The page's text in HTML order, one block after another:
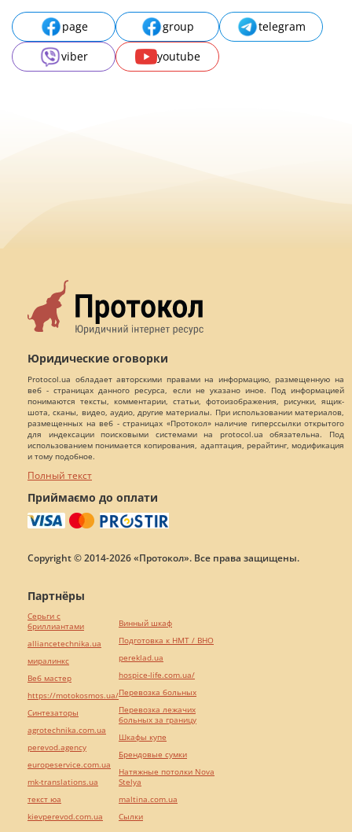
page group
telegram
viber
youtube
Юридические оговорки
Protocol.ua обладает авторскими правами на информацию, размещенную на
веб - страницах данного ресурса, если не указано иное. Под информацией
понимаются тексты, комментарии, статьи, фотоизображения, рисунки, ящик-
шота, сканы, видео, аудио, другие материалы. При использовании материалов,
размещенных на веб - страницах «Протокол» наличие гиперссылки открытого
для индексации поисковыми системами на protocol.ua обязательна. Под
использованием понимается копирования, адаптация, рерайтинг, модификация
и тому подобное.
Полный текст
Приймаємо до оплати
Copyright © 2014-2026 «Протокол». Все права защищены.
Партнёры
Серьги с
бриллиантами
alliancetechnika.ua
миралинкс
Веб мастер
https://motokosmos.ua/
Синтезаторы
agrotechnika.com.ua
perevod.agency
europeservice.com.ua
mk-translations.ua
текст юа
kievperevod.com.ua
Винный шкаф
Подготовка к НМТ / ВНО
pereklad.ua
hospice-life.com.ua/
Перевозка больных
Перевозка лежачих
больных за границу
Шкафы купе
Брендовые сумки
Натяжные потолки Nova
Stelya
maltina.com.ua
Cылки